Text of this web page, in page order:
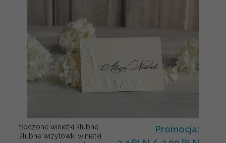
tłoczone winietki ślubne,
ślubne wizytówki winietki
Promocja: